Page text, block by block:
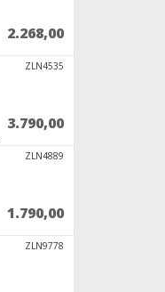
2.268,00
ZLN4535
3.790,00
ZLN4889
1.790,00
ZLN9778